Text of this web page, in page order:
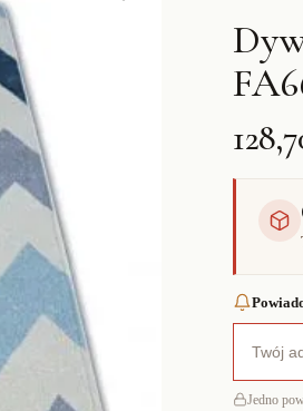
Jedno